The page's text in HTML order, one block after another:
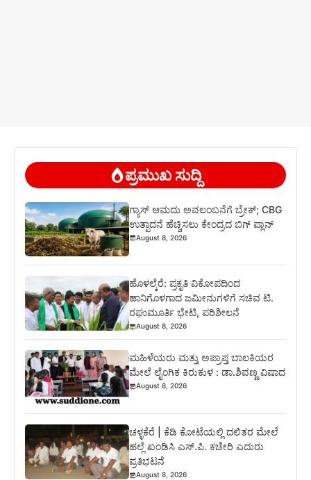
ಪ್ರಮುಖ ಸುದ್ದಿ
ಗ್ಯಾಸ್ ಆಮದು ಅವಲಂಬನೆಗೆ ಬ್ರೇಕ್; CBG
ಉತ್ಪಾದನೆ ಹೆಚ್ಚಿಸಲು ಕೇಂದ್ರದ ಬಿಗ್ ಪ್ಲಾನ್
August 8, 2026
ಹೊಳಲ್ಕೆರೆ: ಪ್ರಕೃತಿ ವಿಕೋಪದಿಂದ
ಹಾನಿಗೊಳಗಾದ ಜಮೀನುಗಳಿಗೆ ಸಚಿವ ಟಿ.
ರಘುಮೂರ್ತಿ ಭೇಟಿ, ಪರಿಶೀಲನೆ
August 8, 2026
ಮಹಿಳೆಯರು ಮತ್ತು ಅಪ್ರಾಪ್ತ ಬಾಲಕಿಯರ
ಮೇಲೆ ಲೈಂಗಿಕ ಕಿರುಕುಳ : ಡಾ.ಶಿವಣ್ಣ ವಿಷಾದ
August 8, 2026
ಚಳ್ಳಕೆರೆ | ಕೆಡಿ ಕೋಟೆಯಲ್ಲಿ ದಲಿತರ ಮೇಲೆ
ಹಲ್ಲೆ ಖಂಡಿಸಿ ಎಸ್.ಪಿ. ಕಚೇರಿ ಎದುರು
ಪ್ರತಿಭಟನೆ
August 8, 2026